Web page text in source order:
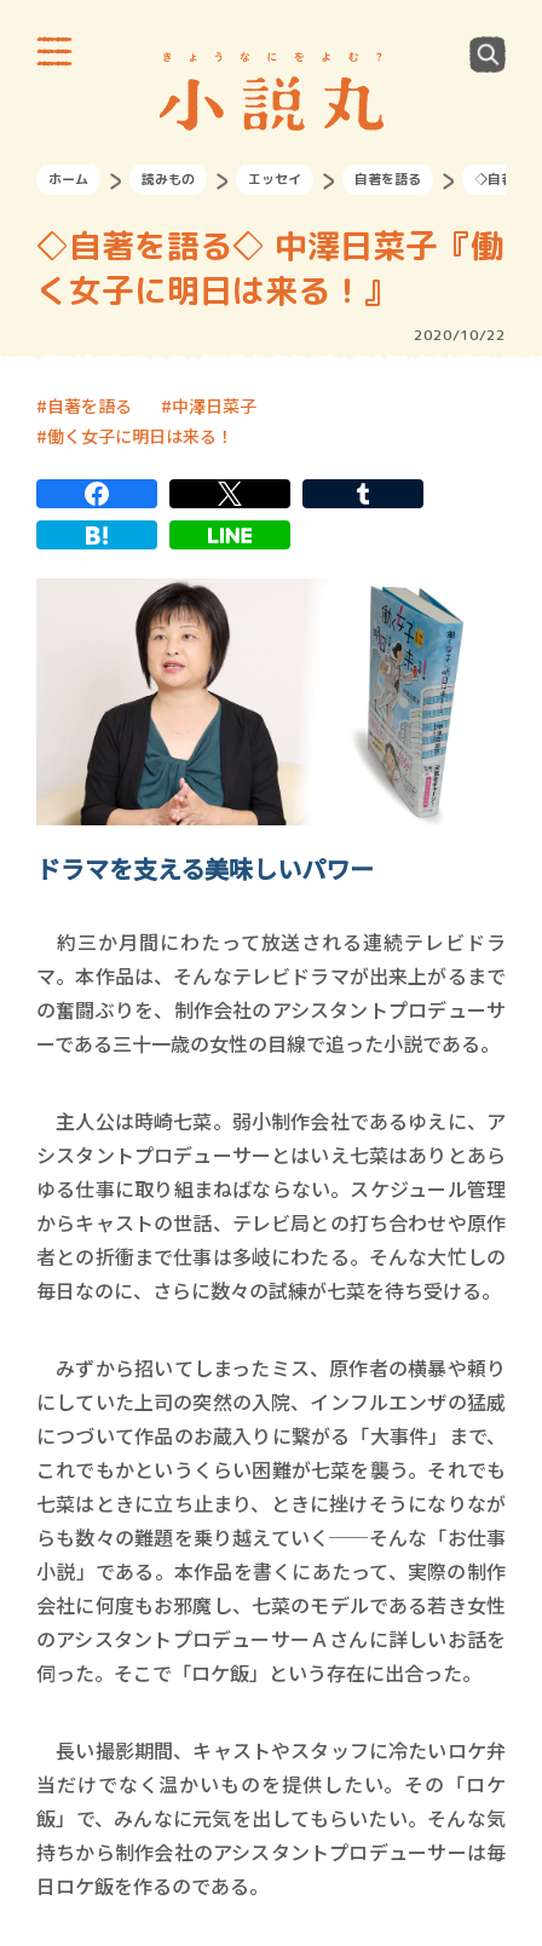
ホーム 読みもの エッセイ 自著を語る ◇自著を
◇自著を語る◇ 中澤日菜子『働
く女子に明日は来る！』
2020/10/22
自著を語る
中澤日菜子
働く女子に明日は来る！
ドラマを支える美味しいパワー
約三か月間にわたって放送される連続テレビドラ
マ。本作品は、そんなテレビドラマが出来上がるまで
の奮闘ぶりを、制作会社のアシスタントプロデューサ
ーである三十一歳の女性の目線で追った小説である。
主人公は時崎七菜。弱小制作会社であるゆえに、ア
シスタントプロデューサーとはいえ七菜はありとあら
ゆる仕事に取り組まねばならない。スケジュール管理
からキャストの世話、テレビ局との打ち合わせや原作
者との折衝まで仕事は多岐にわたる。そんな大忙しの
毎日なのに、さらに数々の試練が七菜を待ち受ける。
みずから招いてしまったミス、原作者の横暴や頼り
にしていた上司の突然の入院、インフルエンザの猛威
につづいて作品のお蔵入りに繋がる「大事件」まで、
これでもかというくらい困難が七菜を襲う。それでも
七菜はときに立ち止まり、ときに挫けそうになりなが
らも数々の難題を乗り越えていく──そんな「お仕事
小説」である。本作品を書くにあたって、実際の制作
会社に何度もお邪魔し、七菜のモデルである若き女性
のアシスタントプロデューサーＡさんに詳しいお話を
伺った。そこで「ロケ飯」という存在に出合った。
長い撮影期間、キャストやスタッフに冷たいロケ弁
当だけでなく温かいものを提供したい。その「ロケ
飯」で、みんなに元気を出してもらいたい。そんな気
持ちから制作会社のアシスタントプロデューサーは毎
日ロケ飯を作るのである。